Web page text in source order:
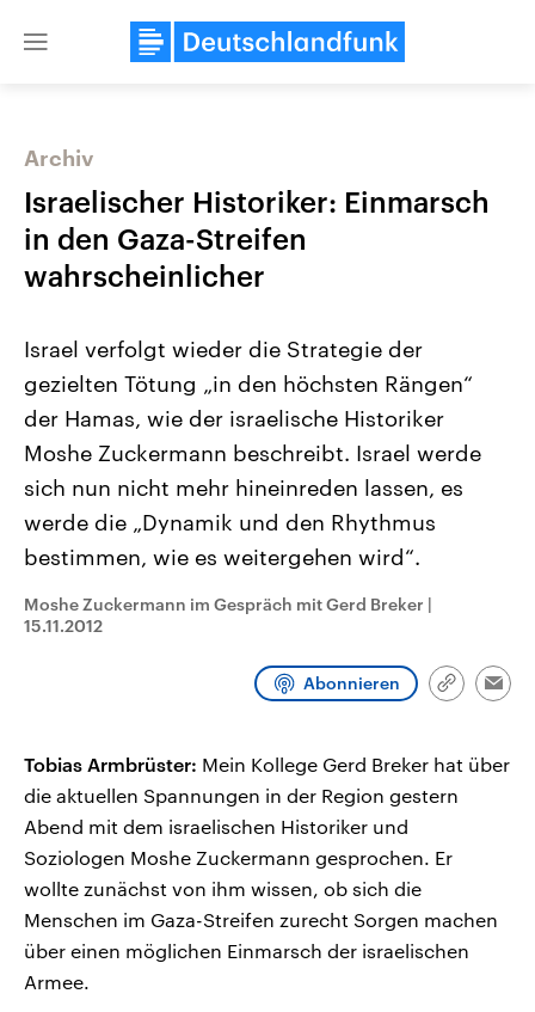
Close
Landtagswahl Sachsen-Anhalt
Alle Informationen
September 2026 einen neuen
Landtag. Seit 2021 wird das
Bundesland von einer Koalition aus
CDU, SPD und FDP regiert.-
Umfragen, Prognosen,
und Hintergründe zu den Parteien
und Kandidaten der anstehenden
USA
Hintergründe
gehören die Vereinigten
den mächtigsten Ländern
mit großem Einfluss auf
aktuelle Weltgeschehen.
Sendungen Programm Podcasts
Archiv
Israelischer Historiker: Einmarsch
in den Gaza-Streifen
wahrscheinlicher
Israel verfolgt wieder die Strategie der
gezielten Tötung „in den höchsten Rängen“
der Hamas, wie der israelische Historiker
Moshe Zuckermann beschreibt. Israel werde
sich nun nicht mehr hineinreden lassen, es
werde die „Dynamik und den Rhythmus
bestimmen, wie es weitergehen wird“.
Moshe Zuckermann im Gespräch mit Gerd Breker |
15.11.2012
Abonnieren
Link
Tobias Armbrüster: Mein Kollege Gerd Breker hat über
die aktuellen Spannungen in der Region gestern
Abend mit dem israelischen Historiker und
Soziologen Moshe Zuckermann gesprochen. Er
wollte zunächst von ihm wissen, ob sich die
Menschen im Gaza-Streifen zurecht Sorgen machen
über einen möglichen Einmarsch der israelischen
Armee.